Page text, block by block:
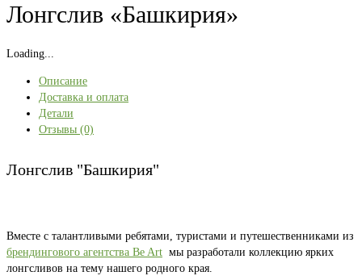
Лонгслив «Башкирия»
Loading...
Описание
Доставка и оплата
Детали
Отзывы (0)
Лонгслив "Башкирия"
Вместе с талантливыми ребятами, туристами и путешественниками из
брендингового агентства Be Art мы разработали коллекцию ярких
лонгсливов на тему нашего родного края.